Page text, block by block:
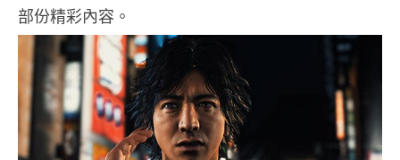
部份精彩內容。